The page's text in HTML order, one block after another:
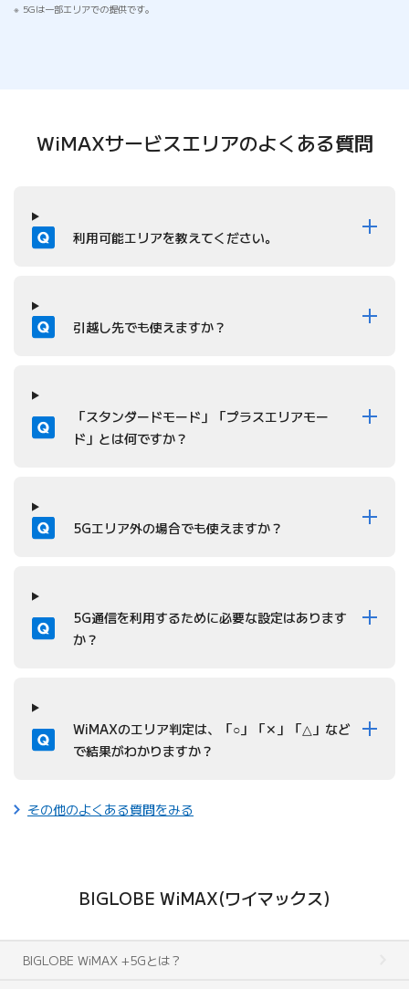
5Gは一部エリアでの提供です。
WiMAXサービスエリアのよくある質問
質問 利用可能エリアを教えてください。
質問 引越し先でも使えますか？
質問
「スタンダードモード」「プラスエリアモー
ド」とは何ですか？
質問 5Gエリア外の場合でも使えますか？
質問
5G通信を利用するために必要な設定はあります
か？
質問
WiMAXのエリア判定は、「○」「✕」「△」など
で結果がわかりますか？
その他のよくある質問をみる
BIGLOBE WiMAX(ワイマックス)
BIGLOBE WiMAX +5Gとは？